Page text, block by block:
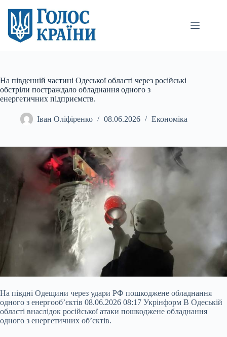
вмісту
На південній частині Одеської області через російські
обстріли постраждало обладнання одного з
енергетичних підприємств.
Іван Оліфіренко 08.06.2026 Економіка
На півдні Одещини через удари РФ пошкоджене обладнання
одного з енергооб’єктів 08.06.2026 08:17 Укрінформ В Одеській
області внаслідок російської атаки пошкоджене обладнання
одного з енергетичних об’єктів.